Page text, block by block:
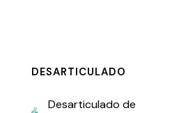
DESARTICULADO
Desarticulado de